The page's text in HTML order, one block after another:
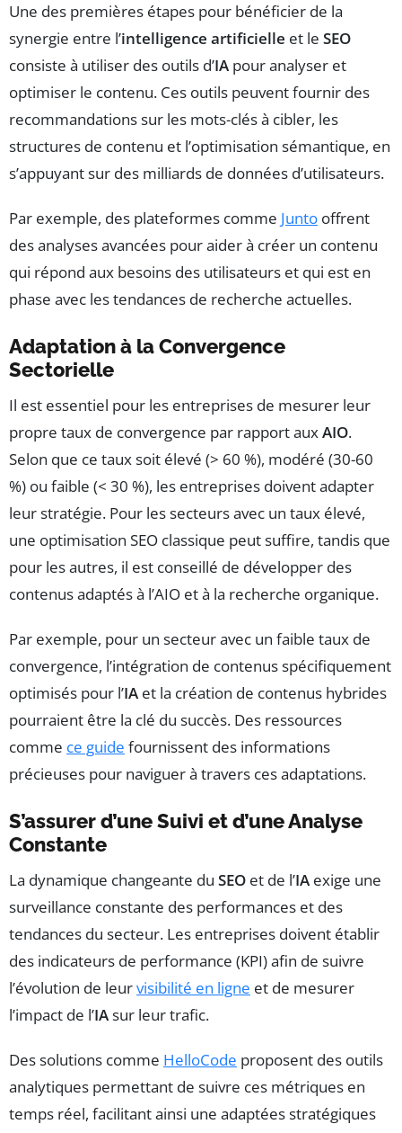
Une des premières étapes pour bénéficier de la
synergie entre l’intelligence artificielle et le SEO
consiste à utiliser des outils d’IA pour analyser et
optimiser le contenu. Ces outils peuvent fournir des
recommandations sur les mots-clés à cibler, les
structures de contenu et l’optimisation sémantique, en
s’appuyant sur des milliards de données d’utilisateurs.
Par exemple, des plateformes comme Junto offrent
des analyses avancées pour aider à créer un contenu
qui répond aux besoins des utilisateurs et qui est en
phase avec les tendances de recherche actuelles.
Adaptation à la Convergence
Sectorielle
Il est essentiel pour les entreprises de mesurer leur
propre taux de convergence par rapport auxAIO.
Selon que ce taux soit élevé (> 60 %), modéré (30-60
%) ou faible (< 30 %), les entreprises doivent adapter
leur stratégie. Pour les secteurs avec un taux élevé,
une optimisation SEO classique peut suffire, tandis que
pour les autres, il est conseillé de développer des
contenus adaptés à l’AIO et à la recherche organique.
Par exemple, pour un secteur avec un faible taux de
convergence, l’intégration de contenus spécifiquement
optimisés pour l’IA et la création de contenus hybrides
pourraient être la clé du succès. Des ressources
comme ce guide fournissent des informations
précieuses pour naviguer à travers ces adaptations.
S’assurer d’une Suivi et d’une Analyse
Constante
La dynamique changeante du SEO et de l’IA exige une
surveillance constante des performances et des
tendances du secteur. Les entreprises doivent établir
des indicateurs de performance (KPI) afin de suivre
l’évolution de leurvisibilité en ligne et de mesurer
l’impact de l’IAsur leur trafic.
Des solutions comme HelloCode proposent des outils
analytiques permettant de suivre ces métriques en
temps réel, facilitant ainsi une adaptées stratégiques